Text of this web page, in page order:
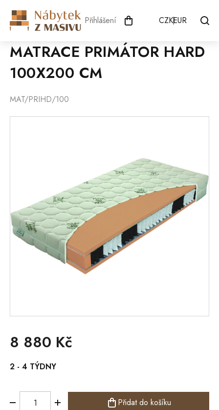
obsah
Přihlášení CZKEUR
MATRACE PRIMÁTOR HARD
100X200 CM
MAT/PRIHD/100
8 880 Kč
cena:
2 - 4 TÝDNY
Přidat do košíku